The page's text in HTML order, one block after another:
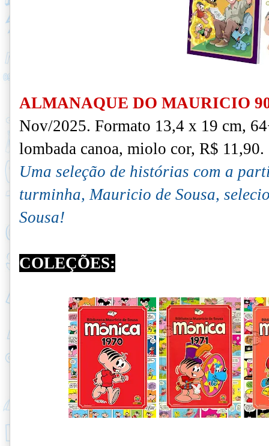
ALMANAQUE DO MAURICIO
Nov/2025. Formato 13,4 x 19 cm,
lombada canoa, miolo cor, R$ 11,90.
Uma seleção de histórias com a
turminha, Mauricio de Sousa,
Sousa!
COLEÇÕES: